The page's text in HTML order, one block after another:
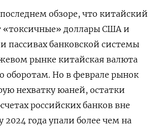
обзоре, что китайский
«токсичные» доллары США и
пассивах банковской системы
рынке китайская валюта
оборотам. Но в феврале рынок
нехватку юаней, остатки
российских банков вне
2024 года упали более чем на